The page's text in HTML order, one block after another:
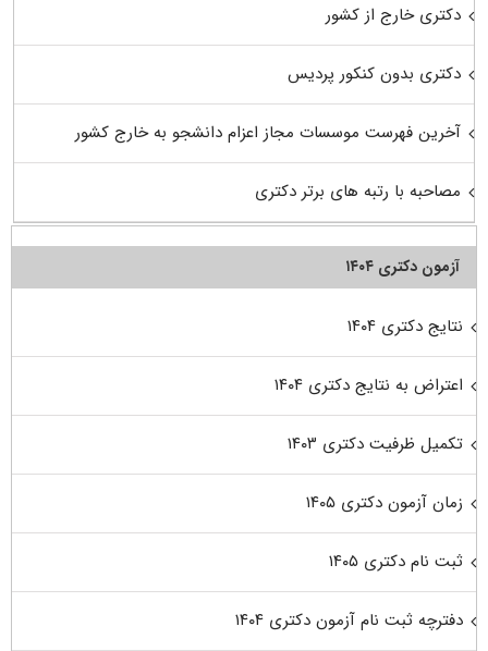
دکتری خارج از کشور
دکتری بدون کنکور پردیس
آخرین فهرست موسسات مجاز اعزام دانشجو به خارج کشور
مصاحبه با رتبه های برتر دکتری
آزمون دکتری ۱۴۰۴
نتایج دکتری ۱۴۰۴
اعتراض به نتایج دکتری ۱۴۰۴
تکمیل ظرفیت دکتری ۱۴۰۳
زمان آزمون دکتری ۱۴۰۵
ثبت نام دکتری ۱۴۰۵
دفترچه ثبت نام آزمون دکتری ۱۴۰۴